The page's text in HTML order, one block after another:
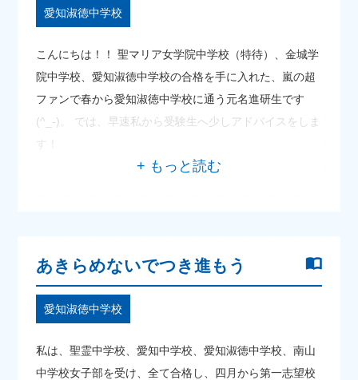
愛知淑徳中学校
こんにちは！！ 聖マリア女学院中学校（特待）、金城学
院中学校、愛知淑徳中学校の合格を手に入れた、嵐の超
ファンで春から愛知淑徳中学校に通う元名進研生です
(^_-)。 では、早速私から受験生へ少しアドバイスをしま
す！
あきらめないでつき進もう
愛知淑徳中学校
私は、聖霊中学校、愛知中学校、愛知淑徳中学校、南山
中学校女子部を受け、全て合格し、四月から第一志望校